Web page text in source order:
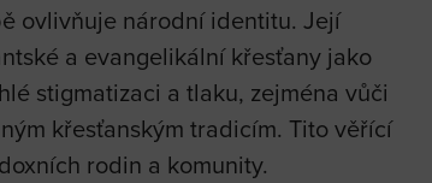
ovlivňuje národní identitu. Její
a evangelikální křesťany jako
stigmatizaci a tlaku, zejména vůči
křesťanským tradicím. Tito věřící
rodin a komunity.